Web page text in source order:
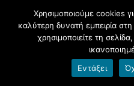
Πάνος Μισερλής
Παπαλουκάς, Σπύρος
Παραιτήσεις εκπαιδευτικών
Παράλληλη στήριξη
Χρησιμοποιούμε cookies
καλύτερη δυνατή εμπειρία
χρησιμοποιείτε τη
Εντάξει